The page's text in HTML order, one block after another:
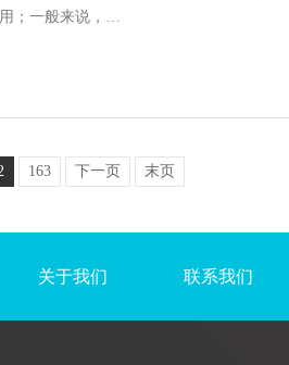
；一般来说，…
163 下一页 末页
关于我们 联系我们